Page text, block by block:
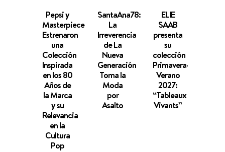
Pepsi y
Masterpiece
Estrenaron
una
Colección
Inspirada
en los 80
Años de
la Marca
y su
Relevancia
en la
Cultura
Pop
SantaAna78:
La
Irreverencia
de La
Nueva
Generación
Toma la
Moda
por
Asalto
ELIE
SAAB
presenta
su
colección
Primavera-
Verano
2027:
“Tableaux
Vivants”